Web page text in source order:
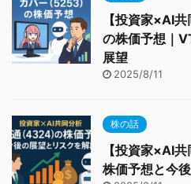
【投資家×AI
の株価予想｜
展望
2025/8/11
株の話
【投資家×AI
株価予想と今